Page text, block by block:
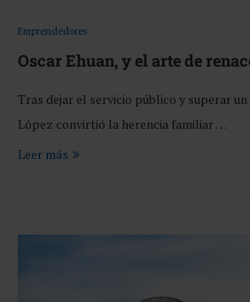
Emprendedores
Oscar Ehuan, y el arte de
Tras dejar el servicio público y superar un
López convirtió la herencia familiar …
Leer más